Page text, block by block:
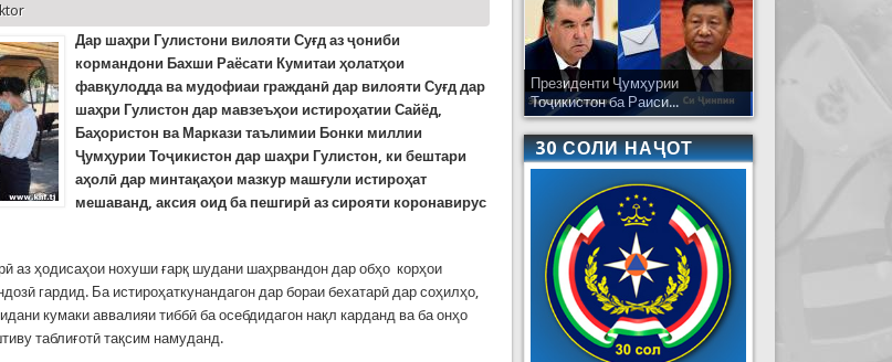
Дар шаҳри Гулистони вилояти Суғд аз ҷониби
кормандони Бахши Раёсати Кумитаи ҳолатҳои
фавқулодда ва мудофиаи гражданӣ дар вилояти Суғд дар
шаҳри Гулистон дар мавзеъҳои истироҳатии Сайёд,
Баҳористон ва Маркази таълимии Бонки миллии
Ҷумҳурии Тоҷикистон дар шаҳри Гулистон, ки бештари
аҳолӣ дар минтақаҳои мазкур машғули истироҳат
мешаванд, аксия оид ба пешгирӣ аз сирояти коронавирус
аз ҳодисаҳои нохуши ғарқ шудани шаҳрвандон дар обҳо корҳои
гардид. Ба истироҳаткунандагон дар бораи бехатарӣ дар соҳилҳо,
кумаки аввалияи тиббӣ ба осебдидагон нақл карданд ва ба онҳо
таблиғотӣ тақсим намуданд.
Президенти Ҷумҳурии
Тоҷикистон ба Раиси...
30 СОЛИ НАҶОТ